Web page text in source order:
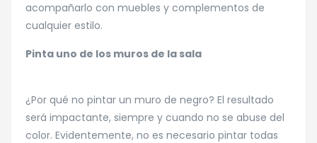
acompañarlo con muebles y complementos de
cualquier estilo.
Pinta uno de los muros de la sala
¿Por qué no pintar un muro de negro? El resultado
será impactante, siempre y cuando no se abuse del
color. Evidentemente, no es necesario pintar todas